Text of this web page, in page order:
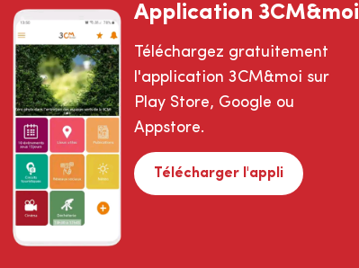
Application 3CM&moi
Téléchargez gratuitement
l'application 3CM&moi sur
Play Store, Google ou
Appstore.
Télécharger l'appli